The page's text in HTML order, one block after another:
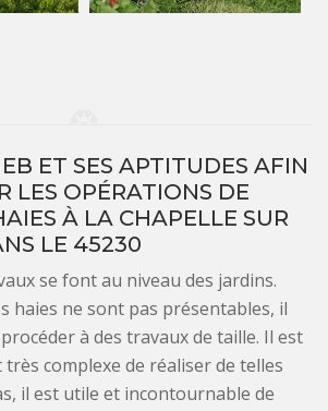
ET SES APTITUDES AFIN
LES OPÉRATIONS DE
À LA CHAPELLE SUR
LE 45230
se font au niveau des jardins.
haies ne sont pas présentables, il
à des travaux de taille. Il est
complexe de réaliser de telles
il est utile et incontournable de